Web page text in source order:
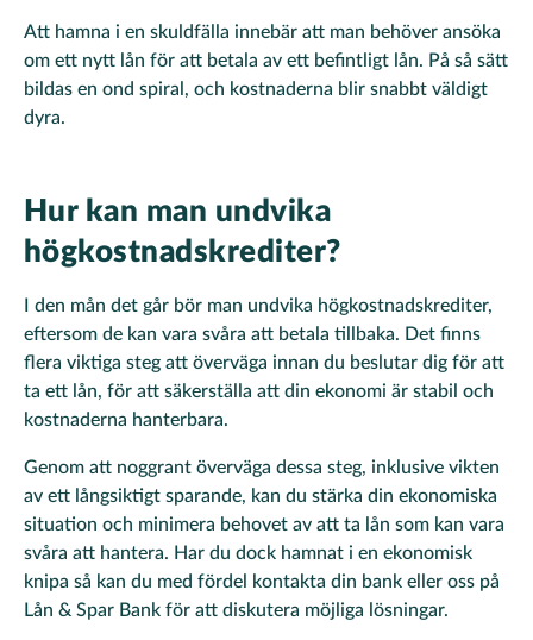
Att hamna i en skuldfälla innebär att man behöver ansöka
om ett nytt lån för att betala av ett befintligt lån. På så sätt
bildas en ond spiral, och kostnaderna blir snabbt väldigt
dyra.
Hur kan man undvika
högkostnadskrediter?
I den mån det går bör man undvika högkostnadskrediter,
eftersom de kan vara svåra att betala tillbaka. Det finns
flera viktiga steg att överväga innan du beslutar dig för att
ta ett lån, för att säkerställa att din ekonomi är stabil och
kostnaderna hanterbara.
Genom att noggrant överväga dessa steg, inklusive vikten
av ett långsiktigt sparande, kan du stärka din ekonomiska
situation och minimera behovet av att ta lån som kan vara
svåra att hantera. Har du dock hamnat i en ekonomisk
knipa så kan du med fördel kontakta din bank eller oss på
Lån & Spar Bank för att diskutera möjliga lösningar.